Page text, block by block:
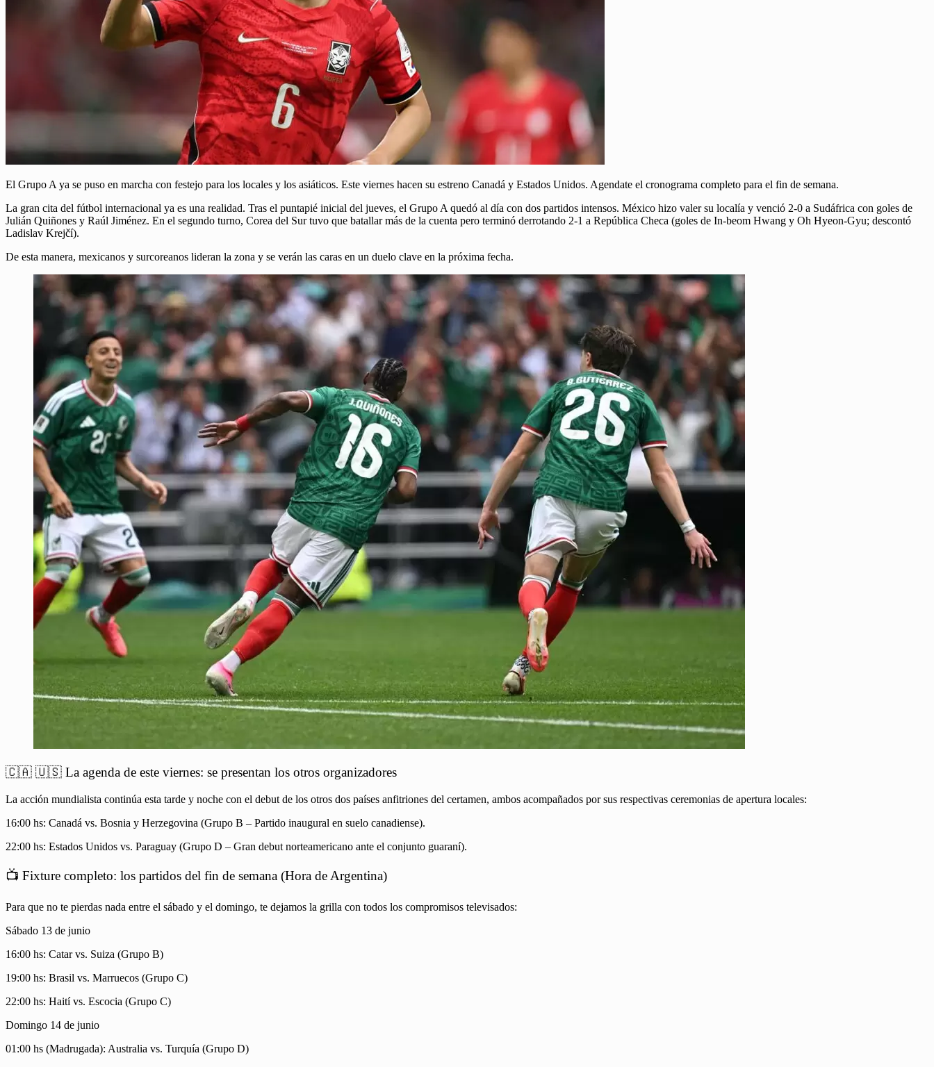
El Grupo A ya se puso en marcha con festejo para los locales y los asiáticos. Este viernes hacen su estreno Canadá y Estados Unidos. Agendate el cronograma completo para el fin de semana.
La gran cita del fútbol internacional ya es una realidad. Tras el puntapié inicial del jueves, el Grupo A quedó al día con dos partidos intensos. México hizo valer su localía y venció 2-0 a Sudáfrica con goles de
Julián Quiñones y Raúl Jiménez. En el segundo turno, Corea del Sur tuvo que batallar más de la cuenta pero terminó derrotando 2-1 a República Checa (goles de In-beom Hwang y Oh Hyeon-Gyu; descontó
Ladislav Krejčí).
De esta manera, mexicanos y surcoreanos lideran la zona y se verán las caras en un duelo clave en la próxima fecha.
🇨🇦 🇺🇸 La agenda de este viernes: se presentan los otros organizadores
La acción mundialista continúa esta tarde y noche con el debut de los otros dos países anfitriones del certamen, ambos acompañados por sus respectivas ceremonias de apertura locales:
16:00 hs: Canadá vs. Bosnia y Herzegovina (Grupo B – Partido inaugural en suelo canadiense).
22:00 hs: Estados Unidos vs. Paraguay (Grupo D – Gran debut norteamericano ante el conjunto guaraní).
📺 Fixture completo: los partidos del fin de semana (Hora de Argentina)
Para que no te pierdas nada entre el sábado y el domingo, te dejamos la grilla con todos los compromisos televisados:
Sábado 13 de junio
16:00 hs: Catar vs. Suiza (Grupo B)
19:00 hs: Brasil vs. Marruecos (Grupo C)
22:00 hs: Haití vs. Escocia (Grupo C)
Domingo 14 de junio
01:00 hs (Madrugada): Australia vs. Turquía (Grupo D)